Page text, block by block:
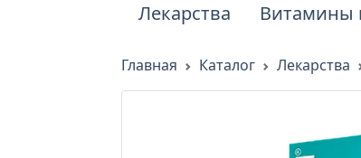
Лекарства Витамины
Главная Каталог Лекарства